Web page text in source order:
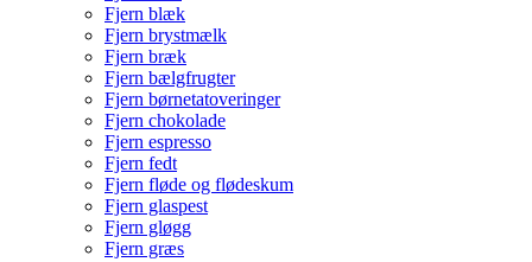
Fjern blæk
Fjern brystmælk
Fjern bræk
Fjern bælgfrugter
Fjern børnetatoveringer
Fjern chokolade
Fjern espresso
Fjern fedt
Fjern fløde og flødeskum
Fjern glaspest
Fjern gløgg
Fjern græs